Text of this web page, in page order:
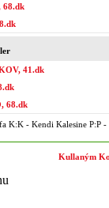
68.dk
41.dk
68.dk
K:K - Kendi Kalesine P:P -
Kullaným